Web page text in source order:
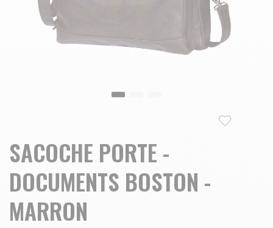
SACOCHE PORTE -
DOCUMENTS BOSTON -
MARRON